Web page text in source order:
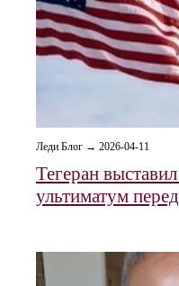
Леди Блог → 2026-04-11
Тегеран
ультиматум